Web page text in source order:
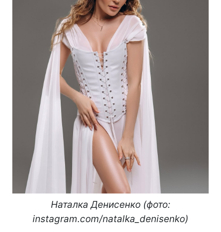
Наталка Денисенко (фото:
instagram.com/natalka_denisenko)